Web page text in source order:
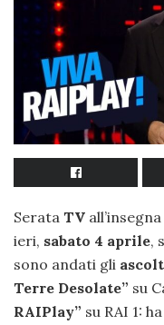
Serata TV
ieri, sabato 4 aprile,
sono andati gli
Terre Desolate” su
RAIPlay” su RAI 1: